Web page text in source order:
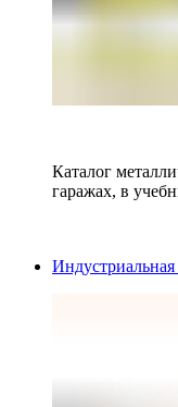
Каталог
гаражах, в
Индустриальная